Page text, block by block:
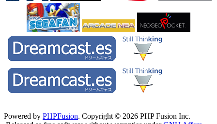
Powered by PHPFusion. Copyright © 2026 PHP Fusion Inc.